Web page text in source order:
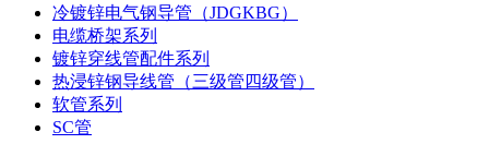
冷镀锌电气钢导管（JDGKBG）
电缆桥架系列
镀锌穿线管配件系列
热浸锌钢导线管（三级管四级管）
软管系列
SC管